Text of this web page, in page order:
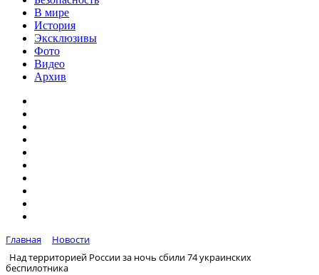
В мире
История
Эксклюзивы
Фото
Видео
Архив
Главная
Новости
Над территорией России за ночь сбили 74 украинских
беспилотника